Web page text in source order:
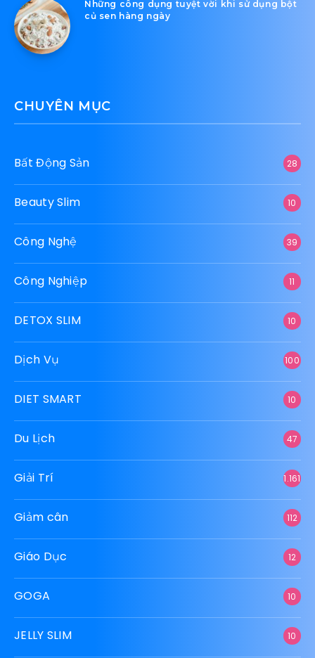
Những công dụng tuyệt vời khi sử dụng bột
củ sen hàng ngày
CHUYÊN MỤC
Bất Động Sản 28
Beauty Slim 10
Công Nghệ 39
Công Nghiệp 11
DETOX SLIM 10
Dịch Vụ 100
DIET SMART 10
Du Lịch 47
Giải Trí 1.161
Giảm cân 112
Giáo Dục 12
GOGA 10
JELLY SLIM 10